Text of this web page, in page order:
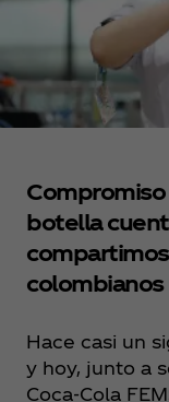
Compromiso
botella
colombianos
Hace casi un
y hoy, junto a
Coca‑Cola